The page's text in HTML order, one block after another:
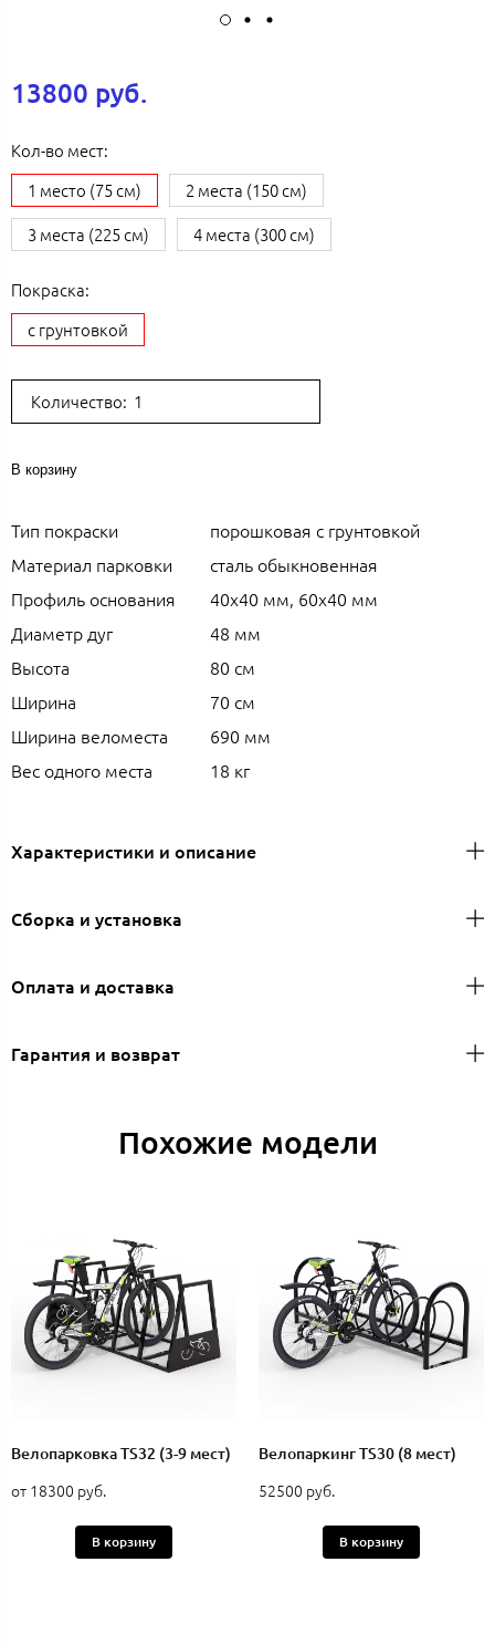
13800 руб.
Кол-во мест:
1 место (75 см)
2 места (150 см)
3 места (225 см)
4 места (300 см)
Покраска:
с грунтовкой
Количество:
В корзину
Тип покраски
порошковая с грунтовкой
Материал парковки
сталь обыкновенная
Профиль основания
40x40 мм, 60х40 мм
Диаметр дуг
48 мм
Высота
80 см
Ширина
70 см
Ширина веломеста
690 мм
Вес одного места
18 кг
Характеристики и описание
Сборка и установка
Оплата и доставка
Гарантия и возврат
Похожие модели
Велопарковка TS32 (3-9 мест)
от 18300 руб.
В корзину
Велопаркинг TS30 (8 мест)
52500 руб.
В корзину